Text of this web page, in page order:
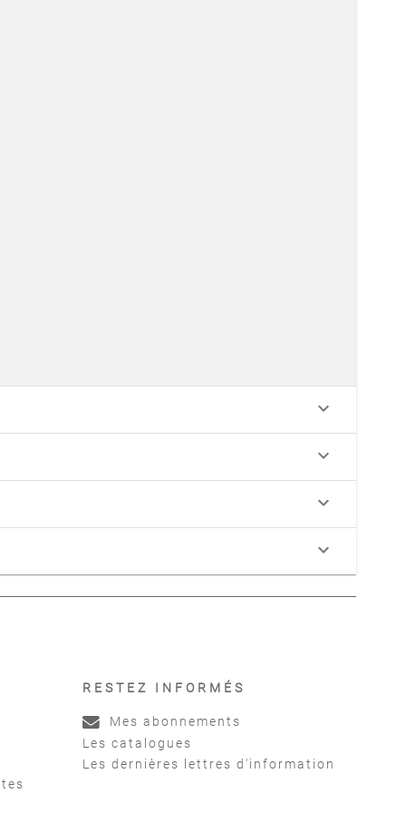
keyboard_arrow_down
keyboard_arrow_down
keyboard_arrow_down
keyboard_arrow_down
RESTEZ INFORMÉS
Mes abonnements
Les catalogues
Les dernières lettres d'information